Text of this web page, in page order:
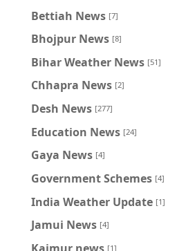
Bettiah News [7]
Bhojpur News [8]
Bihar Weather News [51]
Chhapra News [2]
Desh News [277]
Education News [24]
Gaya News [4]
Government Schemes [4]
India Weather Update [1]
Jamui News [4]
Kaimur news [1]